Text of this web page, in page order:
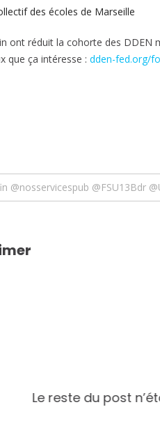
des écoles de Marseille
ont réduit la cohorte des DDEN
que ça intéresse : dden-fed.org/
@nosservicespub @FSU13Bdr
Le reste du post